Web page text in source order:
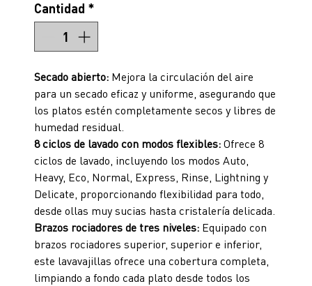
Cantidad *
Secado abierto:Mejora la circulación del aire
para un secado eficaz y uniforme, asegurando que
los platos estén completamente secos y libres de
humedad residual.
8 ciclos de lavado con modos flexibles:Ofrece 8
ciclos de lavado, incluyendo los modos Auto,
Heavy, Eco, Normal, Express, Rinse, Lightning y
Delicate, proporcionando flexibilidad para todo,
desde ollas muy sucias hasta cristalería delicada.
Brazos rociadores de tres niveles:Equipado con
brazos rociadores superior, superior e inferior,
este lavavajillas ofrece una cobertura completa,
limpiando a fondo cada plato desde todos los